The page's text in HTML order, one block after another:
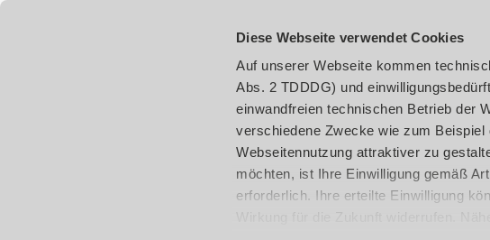
Diese Webseite verwendet Cookies
Auf unserer Webseite kommen
Abs. 2 TDDDG) und
einwandfreien technischen Betrieb der
verschiedene Zwecke wie zum
Webseitennutzung attraktiver zu
möchten, ist Ihre Einwilligung gemäß
erforderlich. Ihre erteilte Einwilligung